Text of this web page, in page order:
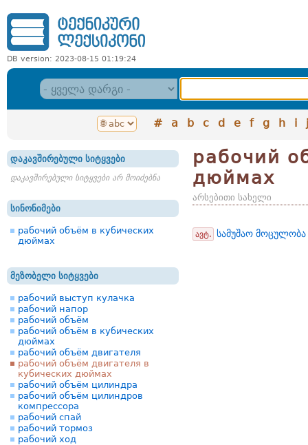
DB version: 2023-08-15 01:19:24
# a b c d e f g h i j
დაკავშირებული სიტყვები
დაკავშირებული სიტყვები არ მოიძებნა
სინონიმები
рабочий объём в кубических
дюймах
მეზობელი სიტყვები
рабочий выступ кулачка
рабочий напор
рабочий объём
рабочий объём в кубических
дюймах
рабочий объём двигателя
рабочий объём двигателя в
кубических дюймах
рабочий объём цилиндра
рабочий объём цилиндров
компрессора
рабочий спай
рабочий тормоз
рабочий ход
рабочий
дюймах
არსებითი სახელი
ავტ. სამუშაო მოცულობა